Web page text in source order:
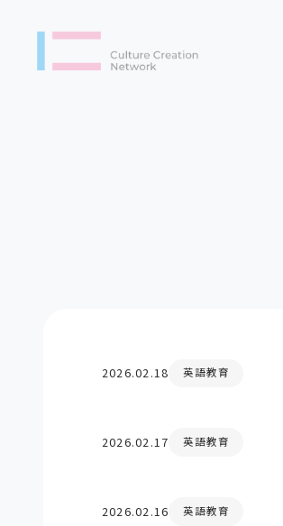
2026.02.18 英語教育
2026.02.17 英語教育
2026.02.16 英語教育